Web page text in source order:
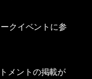
クイベントに参
メントの掲載が